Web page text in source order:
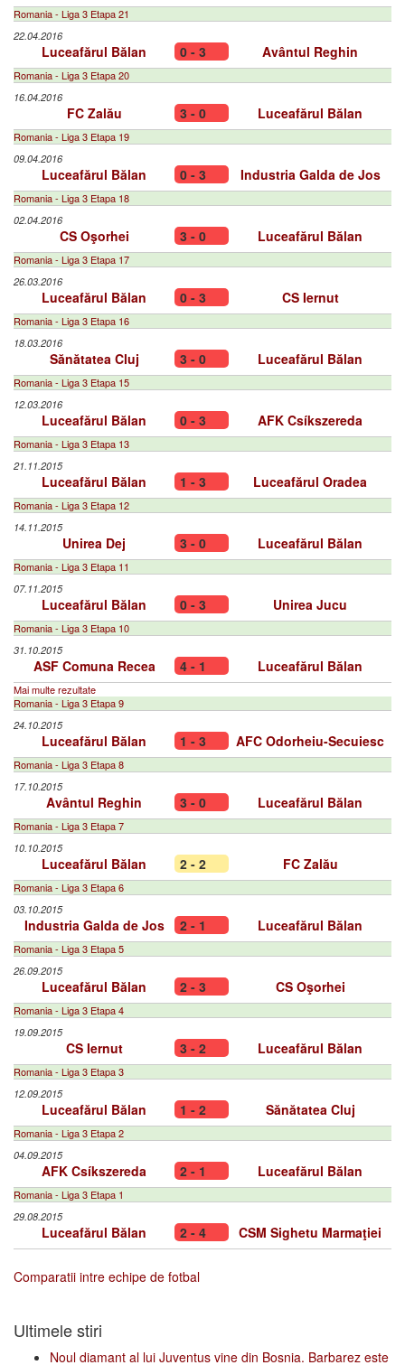
Romania - Liga 3 Etapa 21
22.04.2016
Luceafărul Bălan 0 - 3 Avântul Reghin
Romania - Liga 3 Etapa 20
16.04.2016
FC Zalău 3 - 0 Luceafărul Bălan
Romania - Liga 3 Etapa 19
09.04.2016
Luceafărul Bălan 0 - 3 Industria Galda de Jos
Romania - Liga 3 Etapa 18
02.04.2016
CS Oşorhei 3 - 0 Luceafărul Bălan
Romania - Liga 3 Etapa 17
26.03.2016
Luceafărul Bălan 0 - 3 CS Iernut
Romania - Liga 3 Etapa 16
18.03.2016
Sănătatea Cluj 3 - 0 Luceafărul Bălan
Romania - Liga 3 Etapa 15
12.03.2016
Luceafărul Bălan 0 - 3 AFK Csíkszereda
Romania - Liga 3 Etapa 13
21.11.2015
Luceafărul Bălan 1 - 3 Luceafărul Oradea
Romania - Liga 3 Etapa 12
14.11.2015
Unirea Dej 3 - 0 Luceafărul Bălan
Romania - Liga 3 Etapa 11
07.11.2015
Luceafărul Bălan 0 - 3 Unirea Jucu
Romania - Liga 3 Etapa 10
31.10.2015
ASF Comuna Recea 4 - 1 Luceafărul Bălan
Mai multe rezultate
Romania - Liga 3 Etapa 9
24.10.2015
Luceafărul Bălan 1 - 3 AFC Odorheiu-Secuiesc
Romania - Liga 3 Etapa 8
17.10.2015
Avântul Reghin 3 - 0 Luceafărul Bălan
Romania - Liga 3 Etapa 7
10.10.2015
Luceafărul Bălan 2 - 2 FC Zalău
Romania - Liga 3 Etapa 6
03.10.2015
Industria Galda de Jos 2 - 1 Luceafărul Bălan
Romania - Liga 3 Etapa 5
26.09.2015
Luceafărul Bălan 2 - 3 CS Oşorhei
Romania - Liga 3 Etapa 4
19.09.2015
CS Iernut 3 - 2 Luceafărul Bălan
Romania - Liga 3 Etapa 3
12.09.2015
Luceafărul Bălan 1 - 2 Sănătatea Cluj
Romania - Liga 3 Etapa 2
04.09.2015
AFK Csíkszereda 2 - 1 Luceafărul Bălan
Romania - Liga 3 Etapa 1
29.08.2015
Luceafărul Bălan 2 - 4 CSM Sighetu Marmaţiei
Comparatii intre echipe de fotbal
Ultimele stiri
Noul diamant al lui Juventus vine din Bosnia. Barbarez este